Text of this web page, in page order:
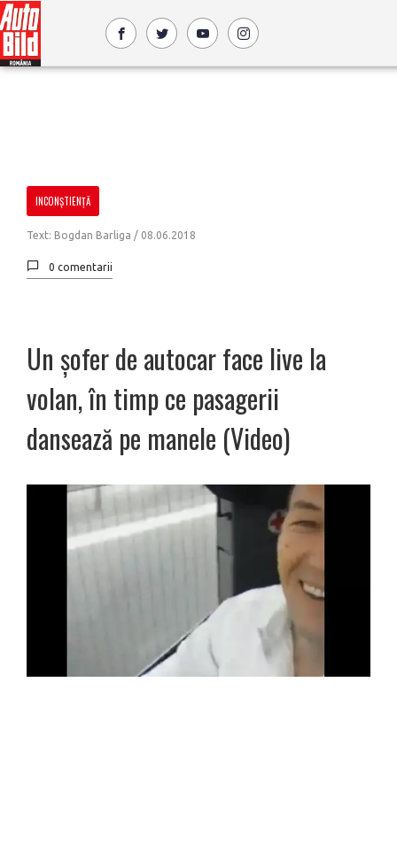
INCONŞTIENŢĂ
Text: Bogdan Barliga / 08.06.2018
0 comentarii
Un șofer de autocar face live la
volan, în timp ce pasagerii
dansează pe manele (Video)